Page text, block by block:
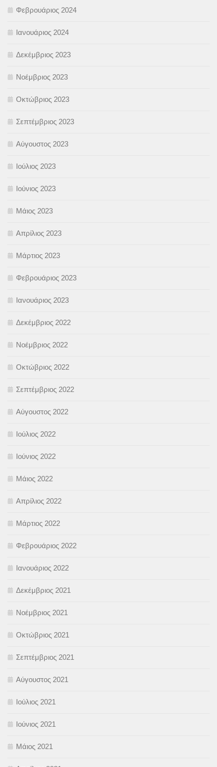
Φεβρουάριος 2024
Ιανουάριος 2024
Δεκέμβριος 2023
Νοέμβριος 2023
Οκτώβριος 2023
Σεπτέμβριος 2023
Αύγουστος 2023
Ιούλιος 2023
Ιούνιος 2023
Μάιος 2023
Απρίλιος 2023
Μάρτιος 2023
Φεβρουάριος 2023
Ιανουάριος 2023
Δεκέμβριος 2022
Νοέμβριος 2022
Οκτώβριος 2022
Σεπτέμβριος 2022
Αύγουστος 2022
Ιούλιος 2022
Ιούνιος 2022
Μάιος 2022
Απρίλιος 2022
Μάρτιος 2022
Φεβρουάριος 2022
Ιανουάριος 2022
Δεκέμβριος 2021
Νοέμβριος 2021
Οκτώβριος 2021
Σεπτέμβριος 2021
Αύγουστος 2021
Ιούλιος 2021
Ιούνιος 2021
Μάιος 2021